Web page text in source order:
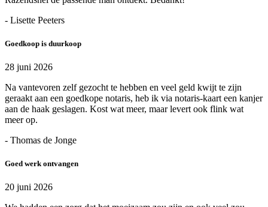
- Lisette Peeters
Goedkoop is duurkoop
28 juni 2026
Na vantevoren zelf gezocht te hebben en veel geld kwijt te zijn
geraakt aan een goedkope notaris, heb ik via notaris-kaart een kanjer
aan de haak geslagen. Kost wat meer, maar levert ook flink wat
meer op.
- Thomas de Jonge
Goed werk ontvangen
20 juni 2026